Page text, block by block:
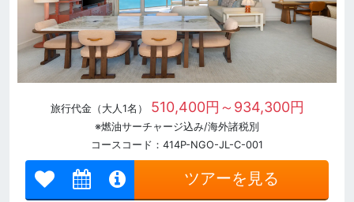
旅行代金（大人1名） 510,400円～934,300円
※燃油サーチャージ込み/海外諸税別
コースコード：414P-NGO-JL-C-001
ツアーを見る